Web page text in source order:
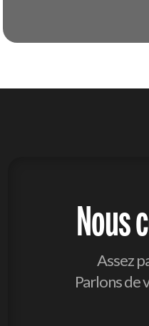
Nous
Assez
Parlons de